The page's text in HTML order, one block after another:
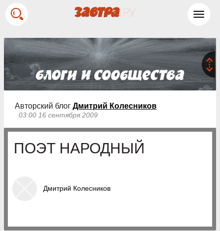
Авторский блог Дмитрий Колесников
03:00 16 сентября 2009
ПОЭТ НАРОДНЫЙ
Дмитрий Колесников